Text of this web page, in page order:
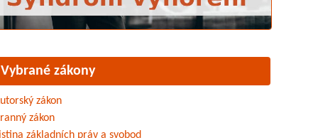
Vybrané zákony
zákon
zákon
základních práv a svobod